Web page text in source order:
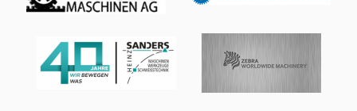
Mitsubishi Fb